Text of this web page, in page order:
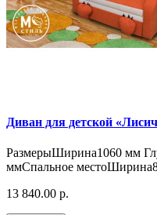
Диван для детской
РазмерыШирина1060 мм
ммСпальное
13 840.00 р.